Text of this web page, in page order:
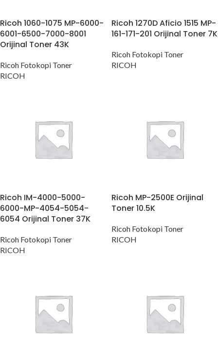
Ricoh 1060-1075 MP-6000-
6001-6500-7000-8001
Orijinal Toner 43K
Ricoh Fotokopi Toner
RICOH
Ricoh 1270D Aficio 1515 MP-
161-171-201 Orijinal Toner 7K
Ricoh Fotokopi Toner
RICOH
Ricoh IM-4000-5000-
6000-MP-4054-5054-
6054 Orijinal Toner 37K
Ricoh Fotokopi Toner
RICOH
Ricoh MP-2500E Orijinal
Toner 10.5K
Ricoh Fotokopi Toner
RICOH